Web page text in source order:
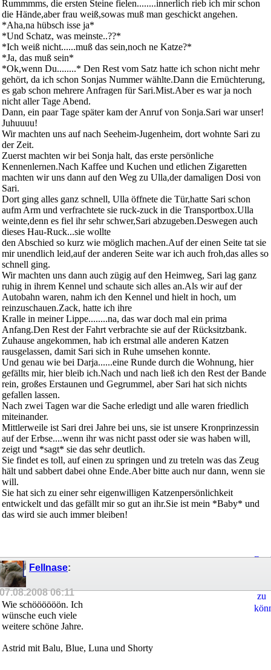
Rummmms, die ersten Steine fielen........innerlich rieb ich mir schon
die Hände,aber frau weiß,sowas muß man geschickt angehen.
*Aha,na hübsch isse ja*
*Und Schatz, was meinste..??*
*Ich weiß nicht......muß das sein,noch ne Katze?*
*Ja, das muß sein*
*Ok,wenn Du........* Den Rest vom Satz hatte ich schon nicht mehr
gehört, da ich schon Sonjas Nummer wählte.Dann die Ernüchterung,
es gab schon mehrere Anfragen für Sari.Mist.Aber es war ja noch
nicht aller Tage Abend.
Dann, ein paar Tage später kam der Anruf von Sonja.Sari war unser!
Juhuuuu!
Wir machten uns auf nach Seeheim-Jugenheim, dort wohnte Sari zu
der Zeit.
Zuerst machten wir bei Sonja halt, das erste persönliche
Kennenlernen.Nach Kaffee und Kuchen und etlichen Zigaretten
machten wir uns dann auf den Weg zu Ulla,der damaligen Dosi von
Sari.
Dort ging alles ganz schnell, Ulla öffnete die Tür,hatte Sari schon
aufm Arm und verfrachtete sie ruck-zuck in die Transportbox.Ulla
weinte,denn es fiel ihr sehr schwer,Sari abzugeben.Deswegen auch
dieses Hau-Ruck...sie wollte
den Abschied so kurz wie möglich machen.Auf der einen Seite tat sie
mir unendlich leid,auf der anderen Seite war ich auch froh,das alles so
schnell ging.
Wir machten uns dann auch zügig auf den Heimweg, Sari lag ganz
ruhig in ihrem Kennel und schaute sich alles an.Als wir auf der
Autobahn waren, nahm ich den Kennel und hielt in hoch, um
reinzuschauen.Zack, hatte ich ihre
Kralle in meiner Lippe........na, das war doch mal ein prima
Anfang.Den Rest der Fahrt verbrachte sie auf der Rücksitzbank.
Zuhause angekommen, hab ich erstmal alle anderen Katzen
rausgelassen, damit Sari sich in Ruhe umsehen konnte.
Und genau wie bei Darja......eine Runde durch die Wohnung, hier
gefällts mir, hier bleib ich.Nach und nach ließ ich den Rest der Bande
rein, großes Erstaunen und Gegrummel, aber Sari hat sich nichts
gefallen lassen.
Nach zwei Tagen war die Sache erledigt und alle waren friedlich
miteinander.
Mittlerweile ist Sari drei Jahre bei uns, sie ist unsere Kronprinzessin
auf der Erbse....wenn ihr was nicht passt oder sie was haben will,
zeigt und *sagt* sie das sehr deutlich.
Sie findet es toll, auf einen zu springen und zu treteln was das Zeug
hält und sabbert dabei ohne Ende.Aber bitte auch nur dann, wenn sie
will.
Sie hat sich zu einer sehr eigenwilligen Katzenpersönlichkeit
entwickelt und das gefällt mir so gut an ihr.Sie ist mein *Baby* und
das wird sie auch immer bleiben!
zu
Fellnase:
07.08.200806:11
Wie schöööööön. Ich
wünsche euch viele
weitere schöne Jahre.
Astrid mit Balu, Blue, Luna und Shorty